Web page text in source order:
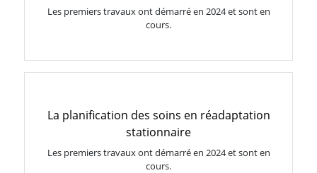
Les premiers travaux ont démarré en 2024 et sont en
cours.
La planification des soins en réadaptation
stationnaire
Les premiers travaux ont démarré en 2024 et sont en
cours.